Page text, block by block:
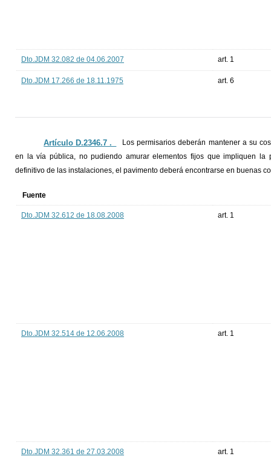
Dto.JDM 32.082 de 04.06.2007 art. 1
Dto.JDM 17.266 de 18.11.1975 art. 6
Artículo D.2346.7 ._
Los permisarios deberán mantener a su
en la vía pública, no pudiendo amurar elementos fijos que impliquen la
definitivo de las instalaciones, el pavimento deberá encontrarse en buenas
Fuente
Dto.JDM 32.612 de 18.08.2008 art. 1
Dto.JDM 32.514 de 12.06.2008 art. 1
Dto.JDM 32.361 de 27.03.2008 art. 1